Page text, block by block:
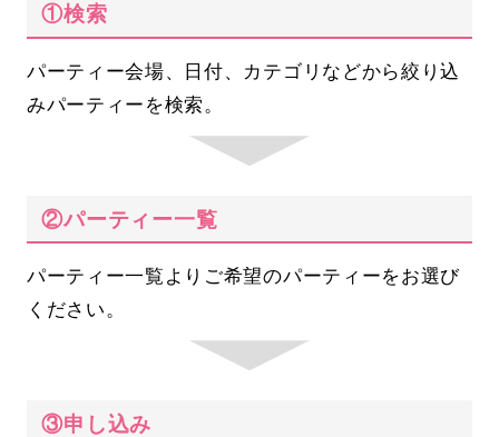
①検索
パーティー会場、日付、カテゴリなどから絞り込
みパーティーを検索。
②パーティー一覧
パーティー一覧よりご希望のパーティーをお選び
ください。
③申し込み